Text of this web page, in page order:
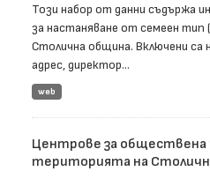
Този набор от данни съдържа
за настаняване от семеен
Столична община. Включени са
адрес, директор...
web
Центрове за обществена
територията на